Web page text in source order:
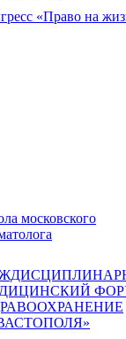
«Право на
московского